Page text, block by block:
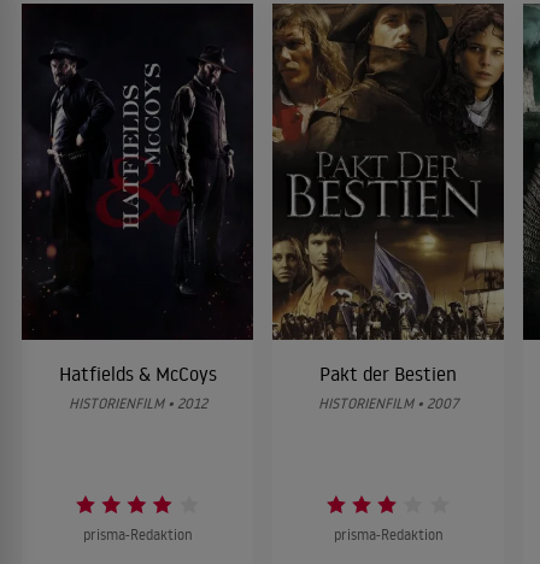
Hatfields & McCoys
HISTORIENFILM • 2012
prisma-Redaktion
Pakt der Bestien
HISTORIENFILM • 2007
prisma-Redaktion